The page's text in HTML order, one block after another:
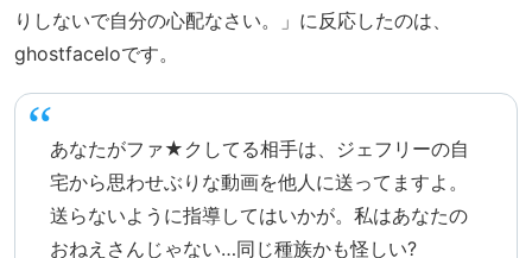
りしないで自分の心配なさい。」に反応したのは、
ghostfaceloです。
あなたがファ★クしてる相手は、ジェフリーの自
宅から思わせぶりな動画を他人に送ってますよ。
送らないように指導してはいかが。私はあなたの
おねえさんじゃない…同じ種族かも怪しい?